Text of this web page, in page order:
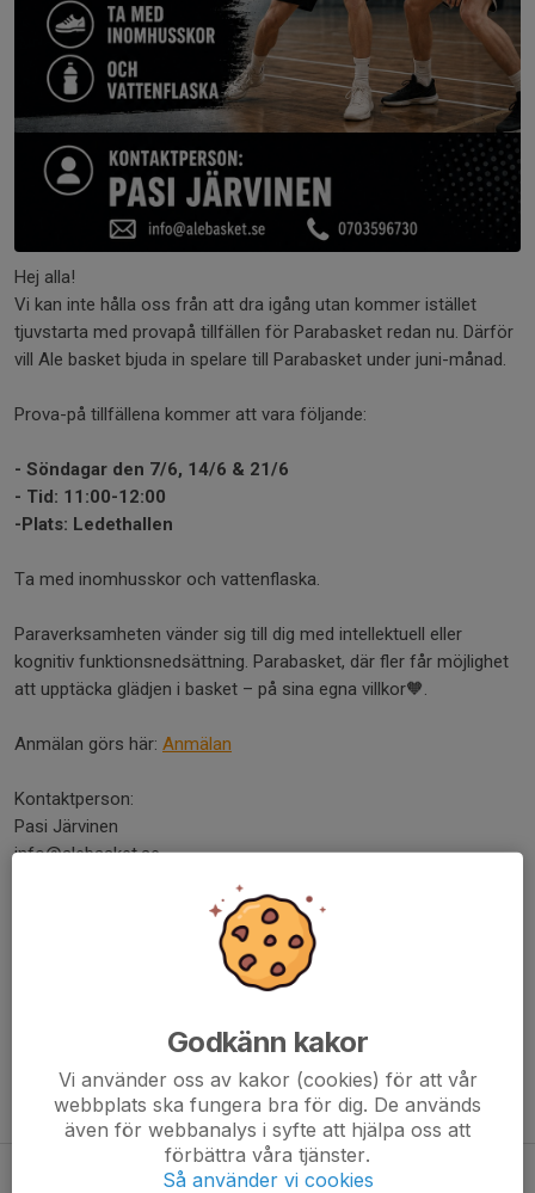
Hej alla!
Vi kan inte hålla oss från att dra igång utan kommer istället
tjuvstarta med provapå tillfällen för Parabasket redan nu. Därför
vill Ale basket bjuda in spelare till Parabasket under juni-månad.
Prova-på tillfällena kommer att vara följande:
- Söndagar den 7/6, 14/6 & 21/6
- Tid: 11:00-12:00
-Plats: Ledethallen
Ta med inomhusskor och vattenflaska.
Paraverksamheten vänder sig till dig med intellektuell eller
kognitiv funktionsnedsättning. Parabasket, där fler får möjlighet
att upptäcka glädjen i basket – på sina egna villkor🧡.
Anmälan görs här: Anmälan
Kontaktperson:
Pasi Järvinen
info@alebasket.se
Hälsningar Styrelsen, Ale basket
Tidigare nyheter
End of Summergames 15 augusti
Godkänn kakor
Vi använder oss av kakor (cookies) för att vår
webbplats ska fungera bra för dig. De används
även för webbanalys i syfte att hjälpa oss att
förbättra våra tjänster.
Så använder vi cookies